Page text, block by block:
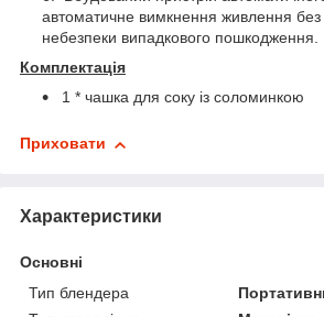
автоматичне вимкнення живлення без
небезпеки випадкового пошкодження.
Комплектація
1 * чашка для соку із соломинкою
Приховати
Характеристики
Основні
Тип блендера